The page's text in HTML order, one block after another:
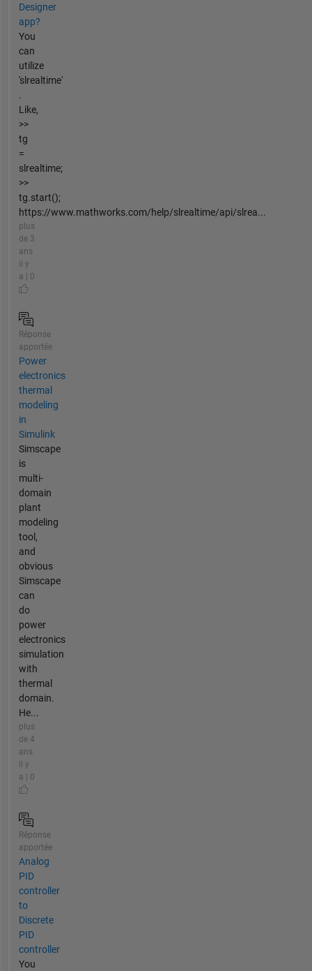
Designer
app?
You
can
utilize
'slrealtime'
.
Like,
>>
tg
=
slrealtime;
>>
tg.start();
https://www.mathworks.com/help/slrealtime/api/slrea...
plus
de 3
ans
il y
a | 0
Réponse
apportée
Power
electronics
thermal
modeling
in
Simulink
Simscape
is
multi-
domain
plant
modeling
tool,
and
obvious
Simscape
can
do
power
electronics
simulation
with
thermal
domain.
He...
plus
de 4
ans
il y
a | 0
Réponse
apportée
Analog
PID
controller
to
Discrete
PID
controller
You